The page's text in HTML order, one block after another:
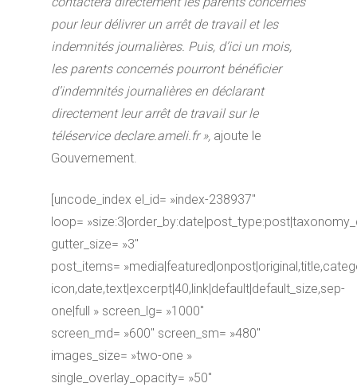
pour leur délivrer un arrêt de travail et les
indemnités journalières. Puis, d’ici un mois,
les parents concernés pourront bénéficier
d’indemnités journalières en déclarant
directement leur arrêt de travail sur le
téléservice declare.ameli.fr », ajoute le
Gouvernement.
[uncode_index el_id= »index-238937″
loop=
gutter_size= »3″
post_items=
icon,date,text|excerpt|40,link|default|default_size,sep-
one|full » screen_lg= »1000″
screen_md= »600″ screen_sm= »480″
images_size= »two-one »
single_overlay_opacity= »50″